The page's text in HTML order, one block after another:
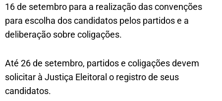
16 de setembro para a realização das convenções
para escolha dos candidatos pelos partidos e a
deliberação sobre coligações.
Até 26 de setembro, partidos e coligações devem
solicitar à Justiça Eleitoral o registro de seus
candidatos.